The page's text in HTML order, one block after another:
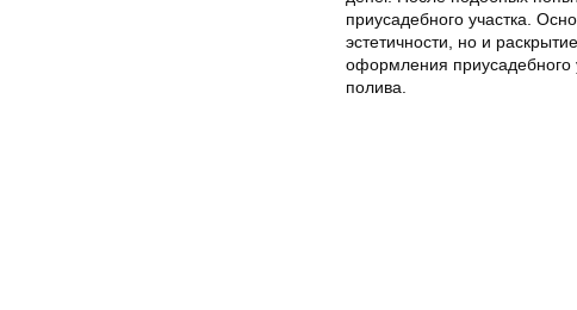
приусадебного участка.
эстетичности, но и
оформления приусадебного
полива.